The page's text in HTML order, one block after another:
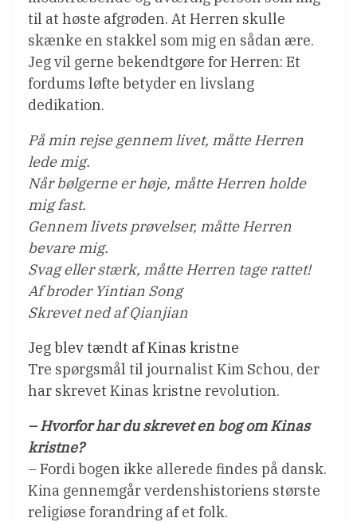
til at høste afgrøden. At Herren skulle
skænke en stakkel som mig en sådan ære.
Jeg vil gerne bekendtgøre for Herren: Et
fordums løfte betyder en livslang
dedikation.
På min rejse gennem livet, måtte Herren
lede mig.
Når bølgerne er høje, måtte Herren holde
mig fast.
Gennem livets prøvelser, måtte Herren
bevare mig.
Svag eller stærk, måtte Herren tage rattet!
Af broder Yintian Song
Skrevet ned af Qianjian
Jeg blev tændt af Kinas kristne
Tre spørgsmål til journalist Kim Schou, der
har skrevet Kinas kristne revolution.
– Hvorfor har du skrevet en bog om Kinas
kristne?
– Fordi bogen ikke allerede findes på dansk.
Kina gennemgår verdenshistoriens største
religiøse forandring af et folk.